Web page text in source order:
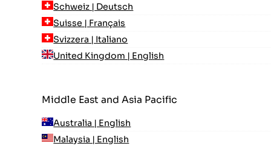
Schweiz | Deutsch
Suisse | Français
Svizzera | Italiano
United Kingdom | English
Middle East and Asia Pacific
Australia | English
Malaysia | English